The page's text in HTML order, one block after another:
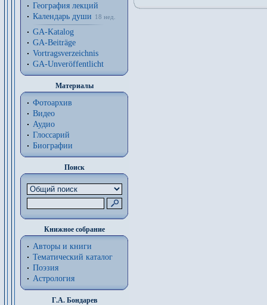
География лекций
Календарь души
18 нед.
GA-Katalog
GA-Beiträge
Vortragsverzeichnis
GA-Unveröffentlicht
Материалы
Фотоархив
Видео
Аудио
Глоссарий
Биографии
Поиск
Книжное собрание
Авторы и книги
Тематический каталог
Поэзия
Астрология
Г.А. Бондарев